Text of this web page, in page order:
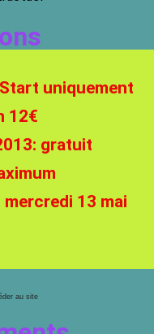
uniquement
12€
gratuit
13 mai
au site